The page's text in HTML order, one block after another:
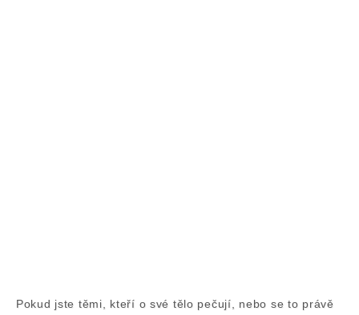
Pokud jste těmi, kteří o své tělo pečují, nebo se to právě